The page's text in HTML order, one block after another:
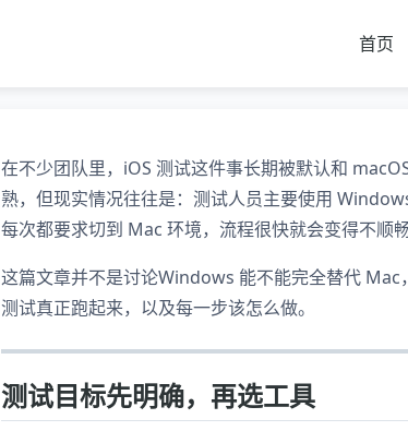
首页
在不少团队里，iOS 测试这件事长期被默认和
熟，但现实情况往往是：测试人员主要使用
每次都要求切到 Mac 环境，流程很快就会变得不顺畅
这篇文章并不是讨论Windows 能不能完全替代
测试真正跑起来，以及每一步该怎么做。
测试目标先明确，再选工具